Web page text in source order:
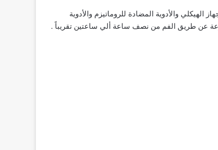
الهيكلي والأدوية المضادة للروماتيزم والأدوية
عن طريق الفم من نصف ساعة ألي ساعتين تقريباً .